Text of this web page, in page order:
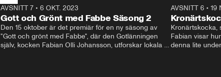
AVSNITT 7 • 6 OKT. 2023
Gott och Grönt med Fabbe Säsong 2
Den 15 oktober är det premiär för en ny säsong av
"Gott och grönt med Fabbe", där den Gotlänningen
själv, kocken Fabian Olli Johansson, utforskar lokala
AVSNITT 6• 19
Kronärtskocka,
Fabian visar
denna lite